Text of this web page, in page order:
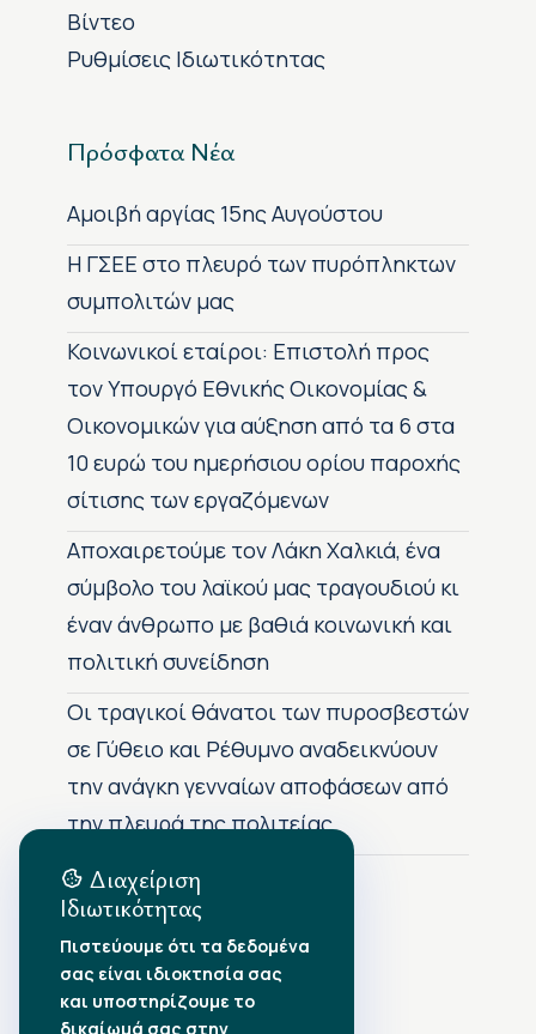
Βίντεο
Ρυθμίσεις Ιδιωτικότητας
Πρόσφατα Νέα
Αμοιβή αργίας 15ης Αυγούστου
H ΓΣΕΕ στο πλευρό των πυρόπληκτων
συμπολιτών μας
Κοινωνικοί εταίροι: Επιστολή προς
τον Υπουργό Εθνικής Οικονομίας &
Οικονομικών για αύξηση από τα 6 στα
10 ευρώ του ημερήσιου ορίου παροχής
σίτισης των εργαζόμενων
Αποχαιρετούμε τον Λάκη Χαλκιά, ένα
σύμβολο του λαϊκού μας τραγουδιού κι
έναν άνθρωπο με βαθιά κοινωνική και
πολιτική συνείδηση
Οι τραγικοί θάνατοι των πυροσβεστών
σε Γύθειο και Ρέθυμνο αναδεικνύουν
την ανάγκη γενναίων αποφάσεων από
την πλευρά της πολιτείας
Αρχείο Δημοσιεύσεων
•Αύγουστος 2026
•Ιούλιος 2026
Διαχείριση
Ιδιωτικότητας
Πιστεύουμε ότι τα δεδομένα
σας είναι ιδιοκτησία σας
και υποστηρίζουμε το
δικαίωμά σας στην